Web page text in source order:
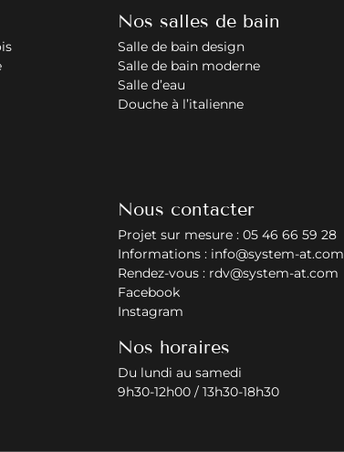
Nos salles de bain
Salle de bain design
Salle de bain moderne
Salle d’eau
Douche à l’italienne
Nous contacter
Projet sur mesure : 05 46 66 59 28
Informations : info@system-at.com
Rendez-vous : rdv@system-at.com
Facebook
Instagram
Nos horaires
Du lundi au samedi
9h30-12h00 / 13h30-18h30